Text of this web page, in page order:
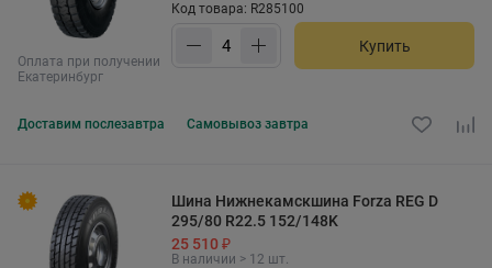
Оплата при получении
Екатеринбург
Код товара: R285100
Купить
Доставим послезавтра Самовывоз завтра
Шина Нижнекамскшина Forza REG D
295/80 R22.5 152/148K
25 510 ₽
В наличии > 12 шт.